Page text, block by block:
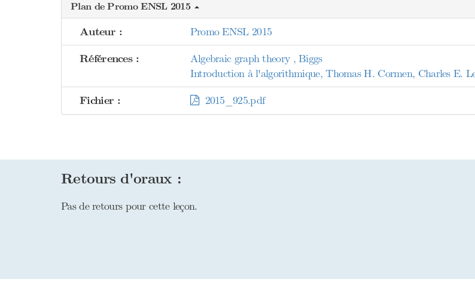
Plan de Promo ENSL 2015
Auteur : Promo ENSL 2015
Références :
Algebraic graph theory , Biggs
Introduction à l'algorithmique, Thomas H. Cormen, Charles E.
Fichier : 2015_925.pdf
Retours d'oraux :
Pas de retours pour cette leçon.